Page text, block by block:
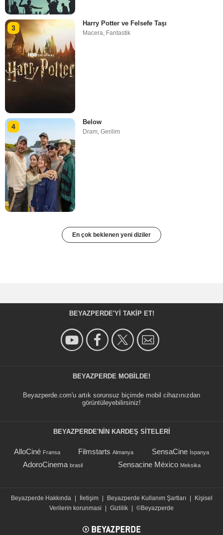
3
Harry Potter ve Felsefe Taşı
Macera Fantastik
4
Below
Dram,Gerilim
En çok beklenen yeni diziler
BEYAZPERDE'YI TAKIP ET!
BEYAZPERDE MOBILDE!
Beyazperde.com'u artık sorunsuz biçimde mobil cihazınızdan
görüntüleyebilirsiniz!
BEYAZPERDE'NIN KARDEŞ SİTELERİ
AlloCiné Fransa Filmstarts Almanya SensaCine İspanya
AdoroCinema brasil Sensacine México Meksika
Beyazperde Hakkında İletişim Beyazperde Kullanım Şartları
Kişisel
Verilerin korunmasi
Gizlilik ©Beyazperde